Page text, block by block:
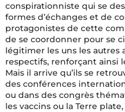
conspirationniste qui se
formes d’échanges et de
protagonistes de cette
de se coordonner pour se
légitimer les uns les autres
respectifs, renforçant ainsi
Mais il arrive qu’ils se
des conférences
ou dans des congrès
les vaccins ou la Terre